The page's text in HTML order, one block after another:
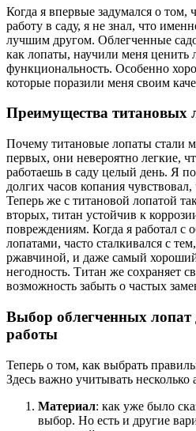
Когда я впервые задумался о том,
работу в саду, я не знал, что
лучшим другом. Облегченные
как лопаты, научили меня ценить
функциональность. Особенно
которые поразили меня своим
Преимущества титановых
Почему титановые лопаты стали
первых, они невероятно легкие,
работаешь в саду целый день. Я
долгих часов копания
Теперь же с титановой лопатой
вторых, титан устойчив к
повреждениям. Когда я работал
лопатами, часто сталкивался с
ржавчиной, и даже самый
негодность. Титан же сохраняет
возможность забыть о частых
Выбор облегченных
работы
Теперь о том, как выбрать
Здесь важно учитывать несколько
Материал: как уже было
выбор. Но есть и другие